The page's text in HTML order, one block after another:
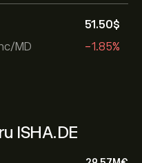
MD
51.50‎$‎
-1.85%
ISHA.DE